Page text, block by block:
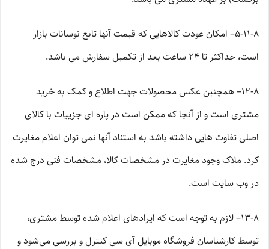
۵-۱۱-۸– امکان عودت کالاهایی که قیمت آنها تابع نوسانات بازار
است، حداکثر تا ۲۴ ساعت بعد از تکمیل سفارش می باشد.
۱۲-۸– همچنین عکس محصولات جهت اطلاع و کمک به خرید
مشتری است و از آنجا که ممکن است در پاره ای جزییات با کالای
اصلی تفاوت هایی داشته باشد به استناد آنها نمی توان اعلام مغایرت
کرد. ملاک وجود مغایرت در مشخصات کالا، مشخصات فنی درج شده
در وب سایت است.
۱۳-۸– لازم به توجه است که ایرادهای اعلام شده توسط مشتری،
توسط کارشناسان فروشگاه موبایل آی سی کنترل و بررسی می‏‌شود و